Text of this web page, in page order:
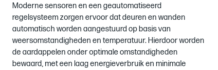
Moderne sensoren en een geautomatiseerd
regelsysteem zorgen ervoor dat deuren en wanden
automatisch worden aangestuurd op basis van
weersomstandigheden en temperatuur. Hierdoor worden
de aardappelen onder optimale omstandigheden
bewaard, met een laag energieverbruik en minimale